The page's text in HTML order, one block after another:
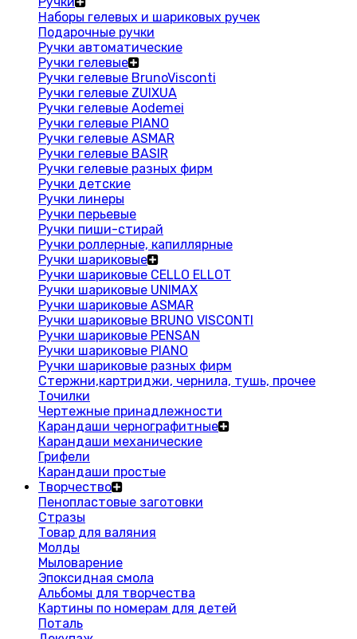
Наборы гелевых и шариковых ручек
Подарочные ручки
Ручки автоматические
Ручки гелевые
Ручки гелевые BrunoVisconti
Ручки гелевые ZUIXUA
Ручки гелевые Aodemei
Ручки гелевые PIANO
Ручки гелевые ASMAR
Ручки гелевые BASIR
Ручки гелевые разных фирм
Ручки детские
Ручки линеры
Ручки перьевые
Ручки пиши-стирай
Ручки роллерные, капиллярные
Ручки шариковые
Ручки шариковые CELLO ELLOT
Ручки шариковые UNIMAX
Ручки шариковые ASMAR
Ручки шариковые BRUNO VISCONTI
Ручки шариковые PENSAN
Ручки шариковые PIANO
Ручки шариковые разных фирм
Стержни,картриджи, чернила, тушь, прочее
Точилки
Чертежные принадлежности
Карандаши чернографитные
Карандаши механические
Грифели
Карандаши простые
Творчество
Пенопластовые заготовки
Стразы
Товар для валяния
Молды
Мыловарение
Эпоксидная смола
Альбомы для творчества
Картины по номерам для детей
Поталь